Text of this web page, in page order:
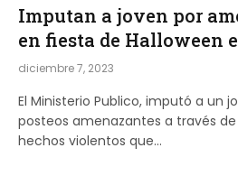
Imputan a joven por
en fiesta de Halloween
diciembre 7, 2023
El Ministerio Publico, imputó a un
posteos amenazantes a través de
hechos violentos que…